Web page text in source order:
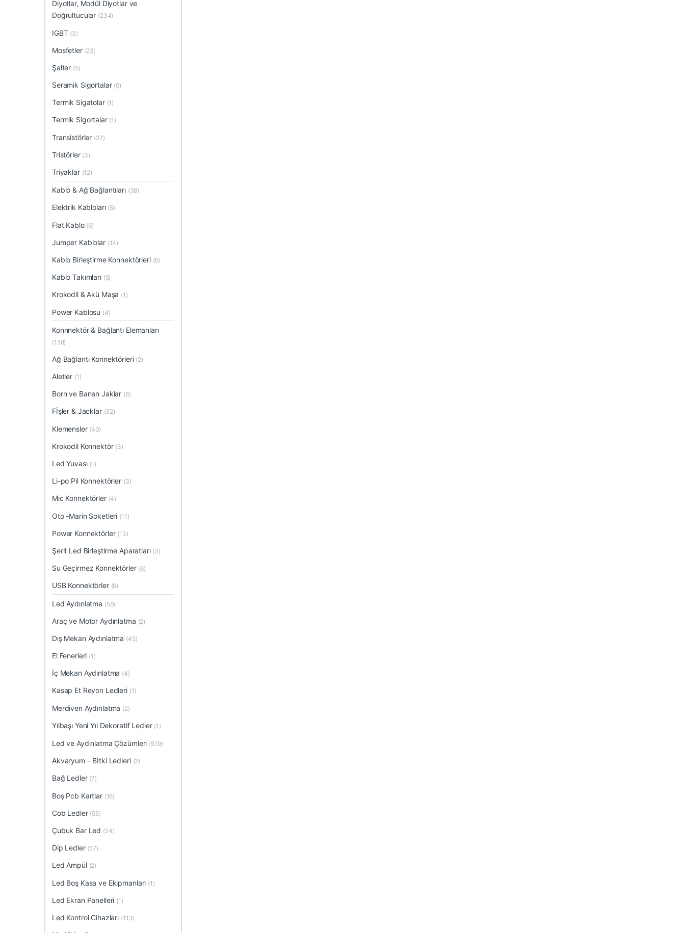
Diyotlar, Modül Diyotlar ve
Doğrultucular (234)
IGBT (3)
Mosfetler (23)
Şalter (5)
Seramik Sigortalar (0)
Termik Sigatolar (1)
Termik Sigortalar (1)
Transistörler (27)
Tristörler (3)
Triyaklar (12)
Kablo & Ağ Bağlantıları (38)
Elektrik Kabloları (5)
Flat Kablo (6)
Jumper Kablolar (14)
Kablo Birleştirme Konnektörleri (6)
Kablo Takımları (5)
Krokodil & Akü Maşa (1)
Power Kablosu (4)
Konnnektör & Bağlantı Elemanları
(158)
Ağ Bağlantı Konnektörleri (2)
Aletler (1)
Born ve Banan Jaklar (8)
Fİşler & Jacklar (32)
Klemensler (40)
Krokodil Konnektör (3)
Led Yuvası (1)
Li-po Pil Konnektörler (3)
Mic Konnektörler (4)
Oto -Marin Soketleri (11)
Power Konnektörler (13)
Şerit Led Birleştirme Aparatları (3)
Su Geçirmez Konnektörler (6)
USB Konnektörler (9)
Led Aydınlatma (56)
Araç ve Motor Aydınlatma (2)
Dış Mekan Aydınlatma (45)
El Fenerleri (1)
İç Mekan Aydınlatma (4)
Kasap Et Reyon Ledleri (1)
Merdiven Aydınlatma (2)
Yılbaşı Yeni Yıl Dekoratif Ledler (1)
Led ve Aydınlatma Çözümleri (519)
Akvaryum – Bİtki Ledleri (2)
Bağ Ledler (7)
Boş Pcb Kartlar (16)
Cob Ledler (55)
Çubuk Bar Led (24)
Dip Ledler (57)
Led Ampül (2)
Led Boş Kasa ve Ekipmanları (1)
Led Ekran Panelleri (1)
Led Kontrol Cihazları (113)